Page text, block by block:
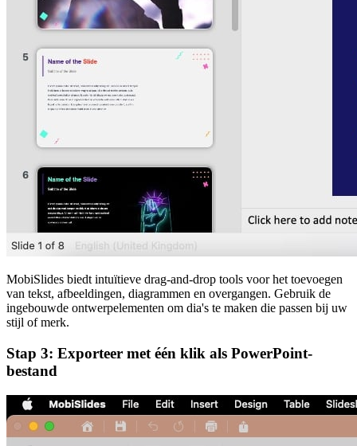
MobiSlides biedt intuïtieve drag-and-drop tools voor het toevoegen
van tekst, afbeeldingen, diagrammen en overgangen. Gebruik de
ingebouwde ontwerpelementen om dia's te maken die passen bij uw
stijl of merk.
Stap 3: Exporteer met één klik als PowerPoint-
bestand